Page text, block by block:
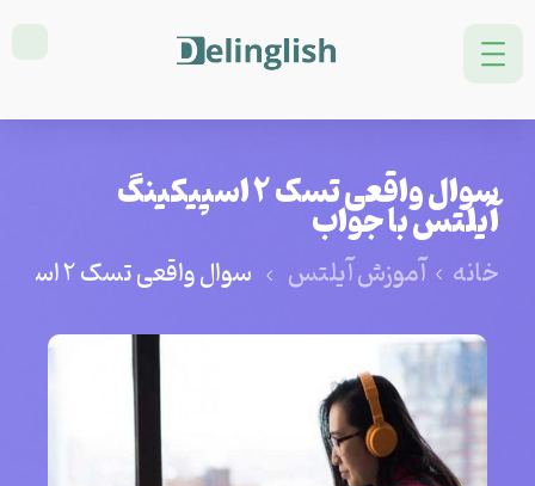
سوال واقعی تسک 2 اسپیکینگ آیلتس با جواب
خانه آموزش آیلتس سوال واقعی تسک 2 اسپیکینگ آیلتس با جواب